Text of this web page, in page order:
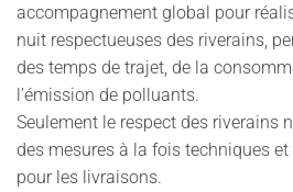
accompagnement global pour
nuit respectueuses des riverains,
des temps de trajet, de la
l’émission de polluants.
Seulement le respect des riverains
des mesures à la fois techniques
pour les livraisons.